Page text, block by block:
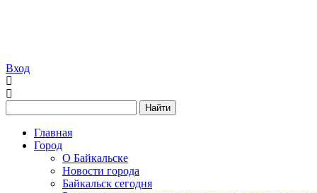
Вход
Найти
Главная
Город
О Байкальске
Новости города
Байкальск сегодня